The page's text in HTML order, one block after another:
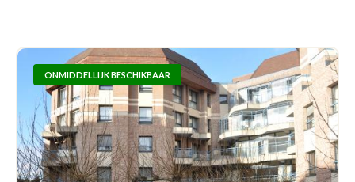
ONMIDDELLIJK BESCHIKBAAR